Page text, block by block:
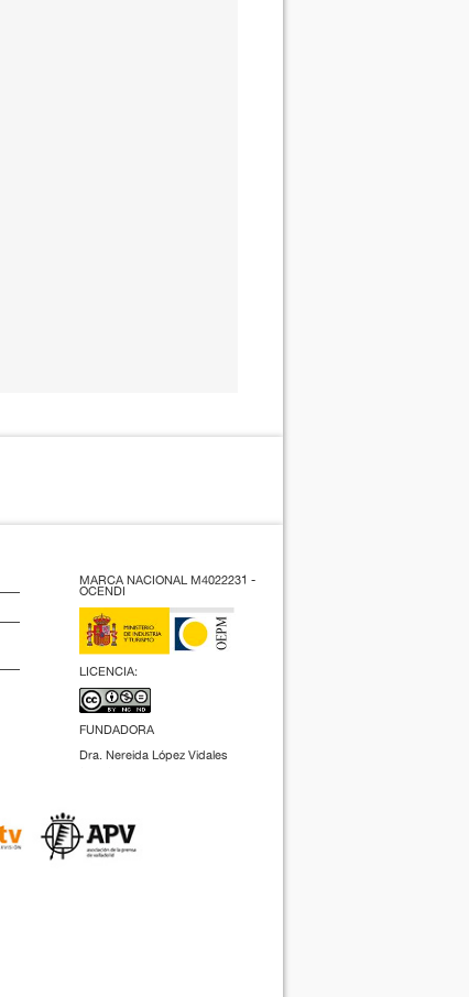
MARCA NACIONAL M4022231 -
OCENDI
LICENCIA:
FUNDADORA
Dra. Nereida López Vidales